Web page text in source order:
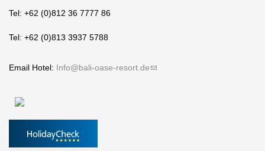
Tel: +62 (0)812 36 7777 86
Tel: +62 (0)813 3937 5788
Email Hotel: Info@bali-oase-resort.de(link sends e-mail)